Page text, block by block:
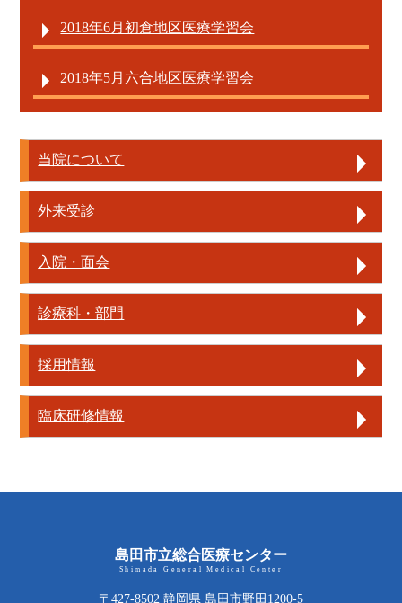
2018年6月初倉地区医療学習会
2018年5月六合地区医療学習会
当院について
外来受診
入院・面会
診療科・部門
採用情報
臨床研修情報
島田市立総合医療センター
Shimada General Medical Center
〒427-8502 静岡県 島田市野田1200-5